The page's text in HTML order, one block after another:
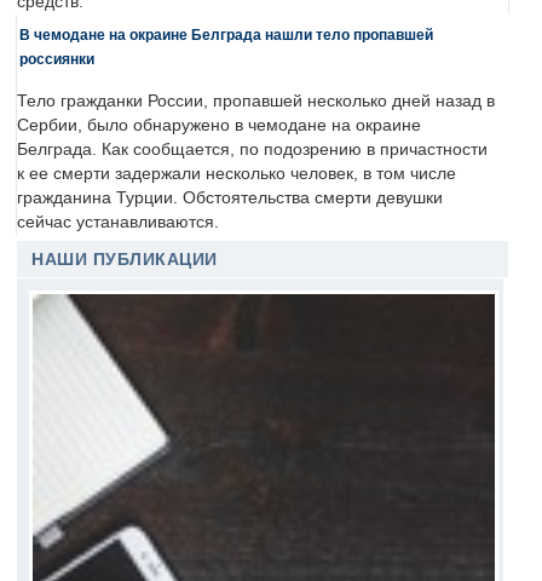
В чемодане на окраине Белграда нашли тело пропавшей
россиянки
Тело гражданки России, пропавшей несколько дней назад в
Сербии, было обнаружено в чемодане на окраине
Белграда. Как сообщается, по подозрению в причастности
к ее смерти задержали несколько человек, в том числе
гражданина Турции. Обстоятельства смерти девушки
сейчас устанавливаются.
НАШИ ПУБЛИКАЦИИ